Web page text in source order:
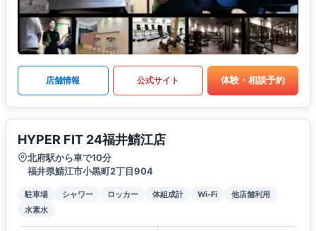
店舗情報 公式サイト 体験・相談予約
HYPER FIT 24福井鯖江店
北府駅から車で10分
福井県鯖江市小黒町2丁目904
駐車場 シャワー ロッカー 体組成計 Wi-Fi
他店舗利用
水素水